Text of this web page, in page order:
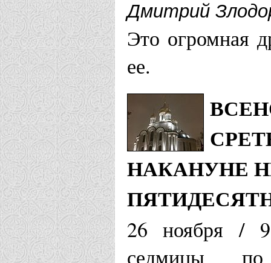
Дмитрий
Это огромная
ее.
НАКАНУНЕ
26 ноября /
седмицы по